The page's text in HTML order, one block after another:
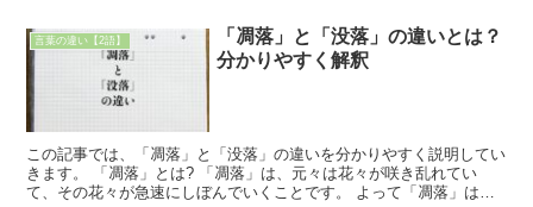
言葉の違い【2語】
「凋落」と「没落」の違いとは？
分かりやすく解釈
この記事では、「凋落」と「没落」の違いを分かりやすく説明してい
きます。 「凋落」とは? 「凋落」は、元々は花々が咲き乱れてい
て、その花々が急速にしぼんでいくことです。 よって「凋落」は急